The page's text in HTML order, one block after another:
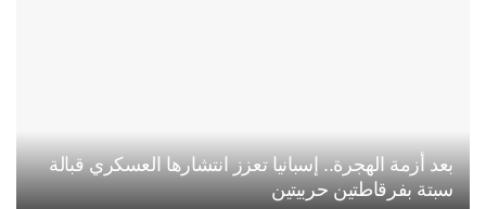
بعد أزمة الهجرة.. إسبانيا تعزز انتشارها العسكري قبالة
سبتة بفرقاطتين حربيتين